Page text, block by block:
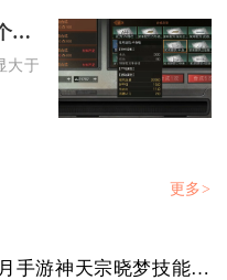
明日之后挖矿和伐木哪个工作量更大
大于伐木，无论是资源分布、
更多>
秦时明月手游神天宗晓梦技能的隐藏属性有哪些